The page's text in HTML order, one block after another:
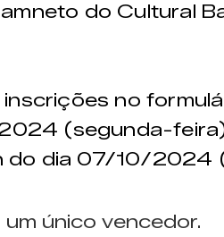
do Cultural
no
(segunda-
do dia 07/10/2024
único vencedor.